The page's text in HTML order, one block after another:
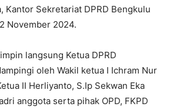
Kantor Sekretariat DPRD Bengkulu
November 2024.
langsung Ketua DPRD
oleh Wakil ketua I Ichram Nur
II Herliyanto, S.Ip Sekwan Eka
anggota serta pihak OPD, FKPD